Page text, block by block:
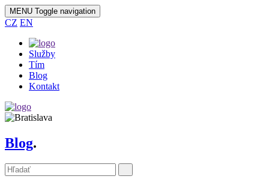
MENU Toggle navigation
CZ EN
Služby
Tím
Blog
Kontakt
Blog.